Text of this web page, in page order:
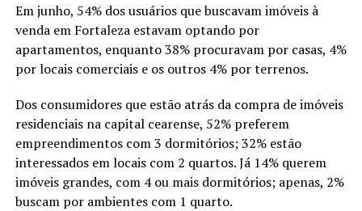
Em junho, 54% dos usuários que buscavam imóveis à
venda em Fortaleza estavam optando por
apartamentos, enquanto 38% procuravam por casas, 4%
por locais comerciais e os outros 4% por terrenos.
Dos consumidores que estão atrás da compra de imóveis
residenciais na capital cearense, 52% preferem
empreendimentos com 3 dormitórios; 32% estão
interessados em locais com 2 quartos. Já 14% querem
imóveis grandes, com 4 ou mais dormitórios; apenas, 2%
buscam por ambientes com 1 quarto.